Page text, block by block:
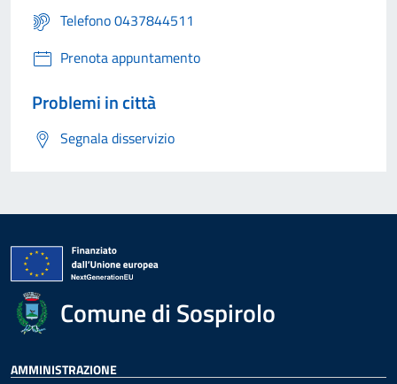
Telefono 0437844511
Prenota appuntamento
Problemi in città
Segnala disservizio
Comune di Sospirolo
AMMINISTRAZIONE